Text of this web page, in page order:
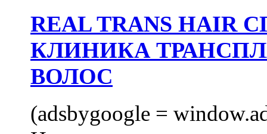
REAL TRANS
КЛИНИКА
ВОЛОС
(adsbygoogle =